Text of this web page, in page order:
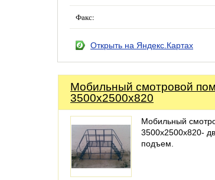
Факс:
Открыть на Яндекс.Картах
Мобильный смотровой
3500х2500х820
Мобильный
3500х2500х820-
подъем.